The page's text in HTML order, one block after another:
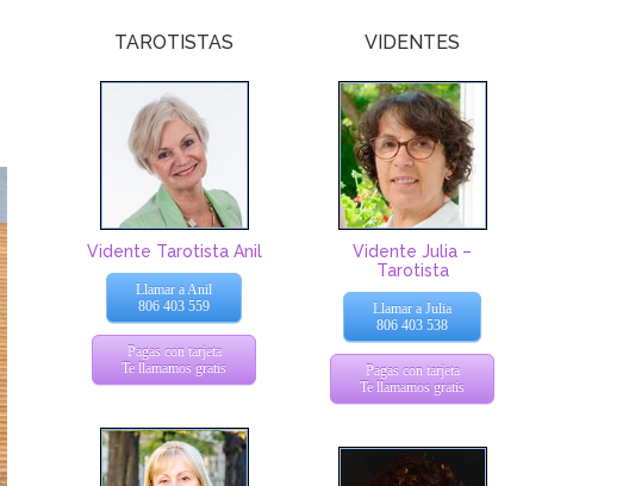
TAROTISTAS
Vidente Tarotista Anil
Llamar a Anil
806 403 559
Pagas con tarjeta
Te llamamos gratis
VIDENTES
Vidente Julia –
Tarotista
Llamar a Julia
806 403 538
Pagas con tarjeta
Te llamamos gratis